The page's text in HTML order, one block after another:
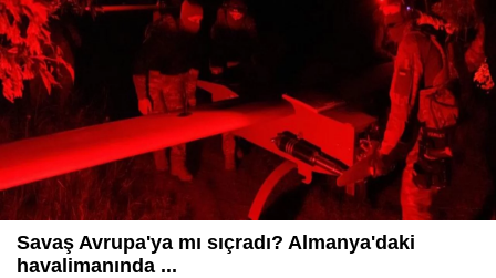
Savaş Avrupa'ya mı sıçradı? Almanya'daki
havalimanında ...